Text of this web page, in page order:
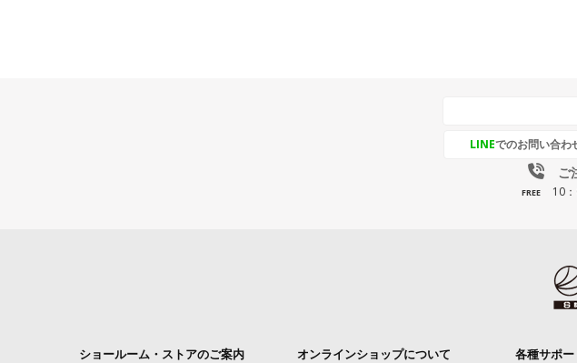
LINEでのお問い合わ
ご
FREE 10
ショールーム・ストアのご案内 オンラインショップについて 各種サポー